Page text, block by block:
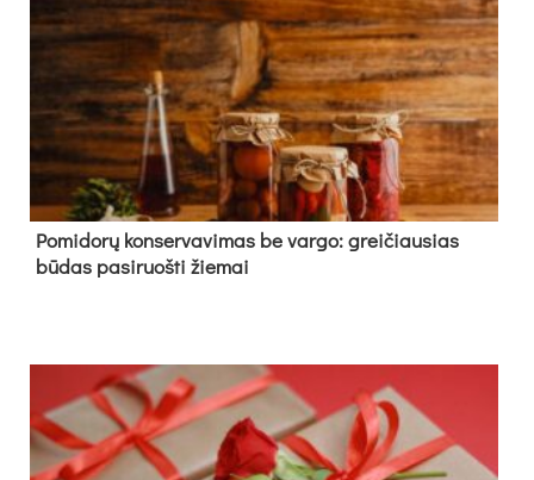
Pomidorų konservavimas be vargo: greičiausias
būdas pasiruošti žiemai